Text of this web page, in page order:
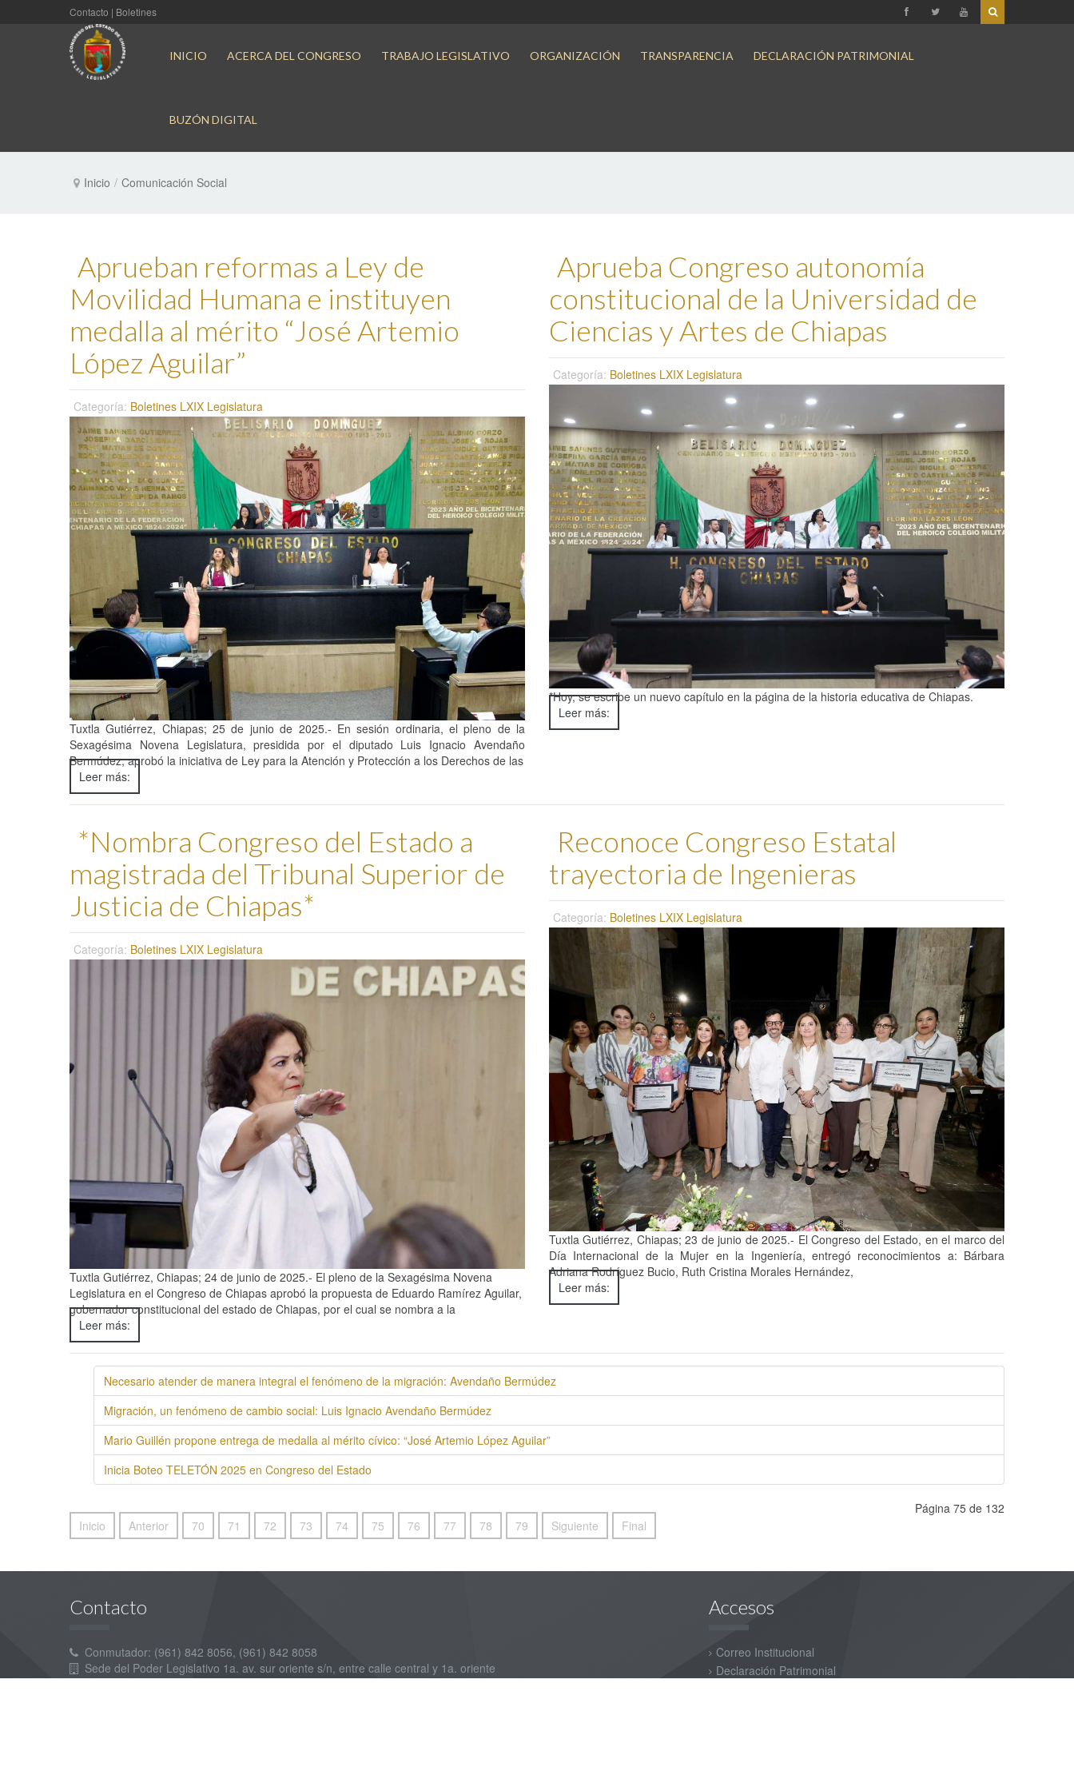
Contacto | Boletines
INICIO ACERCA DEL CONGRESO TRABAJO LEGISLATIVO ORGANIZACIÓN TRANSPARENCIA DECLARACIÓN PATRIMONIAL
BUZÓN DIGITAL
Inicio / Comunicación Social
Aprueban reformas a Ley de
Movilidad Humana e instituyen
medalla al mérito “José Artemio
López Aguilar”
Categoría: Boletines LXIX Legislatura
Tuxtla Gutiérrez, Chiapas; 25 de junio de 2025.- En sesión ordinaria, el pleno de la
Sexagésima Novena Legislatura, presidida por el diputado Luis Ignacio Avendaño
Bermúdez, aprobó la iniciativa de Ley para la Atención y Protección a los Derechos de las
Leer más:
Aprueba Congreso autonomía
constitucional de la Universidad de
Ciencias y Artes de Chiapas
Categoría: Boletines LXIX Legislatura
*Hoy, se escribe un nuevo capítulo en la página de la historia educativa de Chiapas.
Leer más:
*Nombra Congreso del Estado a
magistrada del Tribunal Superior de
Justicia de Chiapas*
Categoría: Boletines LXIX Legislatura
Tuxtla Gutiérrez, Chiapas; 24 de junio de 2025.- El pleno de la Sexagésima Novena
Legislatura en el Congreso de Chiapas aprobó la propuesta de Eduardo Ramírez Aguilar,
gobernador constitucional del estado de Chiapas, por el cual se nombra a la
Leer más:
Reconoce Congreso Estatal
trayectoria de Ingenieras
Categoría: Boletines LXIX Legislatura
Tuxtla Gutiérrez, Chiapas; 23 de junio de 2025.- El Congreso del Estado, en el marco del
Día Internacional de la Mujer en la Ingeniería, entregó reconocimientos a: Bárbara
Adriana Rodríguez Bucio, Ruth Cristina Morales Hernández,
Leer más:
Necesario atender de manera integral el fenómeno de la migración: Avendaño Bermúdez
Migración, un fenómeno de cambio social: Luis Ignacio Avendaño Bermúdez
Mario Guillén propone entrega de medalla al mérito cívico: “José Artemio López Aguilar”
Inicia Boteo TELETÓN 2025 en Congreso del Estado
Página 75 de 132
Inicio
Anterior 70 71 72 73 74 75 76 77 78 79 Siguiente Final
Contacto
Conmutador: (961) 842 8056, (961) 842 8058
Sede del Poder Legislativo 1a. av. sur oriente s/n, entre calle central y 1a. oriente
Accesos
Correo Institucional
Declaración Patrimonial